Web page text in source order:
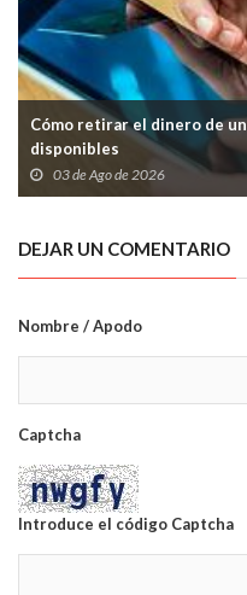
Cómo retirar el dinero de
disponibles
03 de Ago de 2026
DEJAR UN COMENTARIO
Nombre / Apodo
Captcha
Introduce el código Captcha